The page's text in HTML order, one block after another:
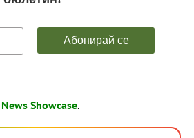
Showcase.